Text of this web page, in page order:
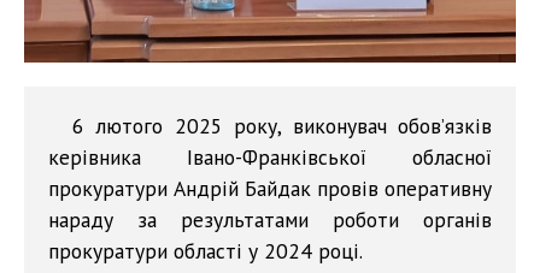
6 лютого 2025 року, виконувач обов’язків
керівника Івано-Франківської обласної
прокуратури Андрій Байдак провів оперативну
нараду за результатами роботи органів
прокуратури області у 2024 році.